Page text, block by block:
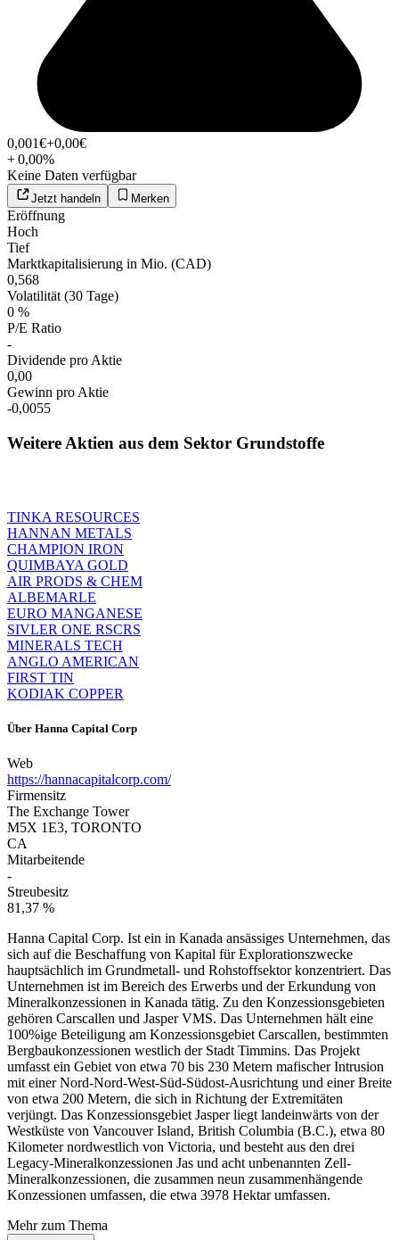
0,001€+0,00€
+0,00%
Keine Daten verfügbar
Jetzt handeln Merken
Eröffnung
Hoch
Tief
Marktkapitalisierung in Mio. (CAD)
0,568
Volatilität (30 Tage)
0 %
P/E Ratio
-
Dividende pro Aktie
0,00
Gewinn pro Aktie
-0,0055
Weitere Aktien aus dem Sektor Grundstoffe
TINKA RESOURCES
HANNAN METALS
CHAMPION IRON
QUIMBAYA GOLD
AIR PRODS & CHEM
ALBEMARLE
EURO MANGANESE
SIVLER ONE RSCRS
MINERALS TECH
ANGLO AMERICAN
FIRST TIN
KODIAK COPPER
Über Hanna Capital Corp
Web
https://hannacapitalcorp.com/
Firmensitz
The Exchange Tower
M5X 1E3, TORONTO
CA
Mitarbeitende
-
Streubesitz
81,37 %
Hanna Capital Corp. Ist ein in Kanada ansässiges Unternehmen, das
sich auf die Beschaffung von Kapital für Explorationszwecke
hauptsächlich im Grundmetall- und Rohstoffsektor konzentriert. Das
Unternehmen ist im Bereich des Erwerbs und der Erkundung von
Mineralkonzessionen in Kanada tätig. Zu den Konzessionsgebieten
gehören Carscallen und Jasper VMS. Das Unternehmen hält eine
100%ige Beteiligung am Konzessionsgebiet Carscallen, bestimmten
Bergbaukonzessionen westlich der Stadt Timmins. Das Projekt
umfasst ein Gebiet von etwa 70 bis 230 Metern mafischer Intrusion
mit einer Nord-Nord-West-Süd-Südost-Ausrichtung und einer Breite
von etwa 200 Metern, die sich in Richtung der Extremitäten
verjüngt. Das Konzessionsgebiet Jasper liegt landeinwärts von der
Westküste von Vancouver Island, British Columbia (B.C.), etwa 80
Kilometer nordwestlich von Victoria, und besteht aus den drei
Legacy-Mineralkonzessionen Jas und acht unbenannten Zell-
Mineralkonzessionen, die zusammen neun zusammenhängende
Konzessionen umfassen, die etwa 3978 Hektar umfassen.
Mehr zum Thema